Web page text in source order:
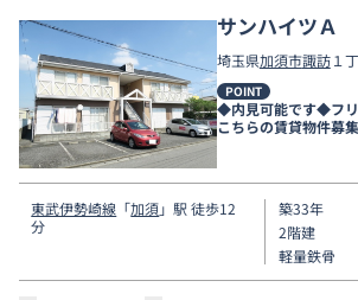
サンハイツＡ
埼玉県加須市諏訪１
POINT
◆内見可能です◆フ
こちらの賃貸物件募
す◆
東武伊勢崎線 「加須」駅 徒歩12
分
築33年
2階建
軽量鉄骨